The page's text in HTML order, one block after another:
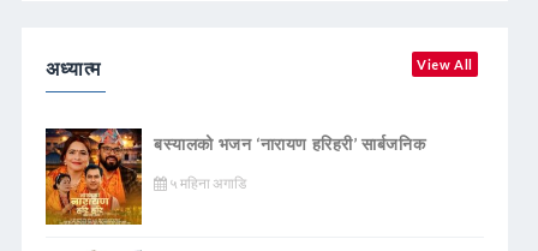
अध्यात्म View All
बस्यालको भजन ‘नारायण हरिहरी’ सार्बजनिक
५ महिना अगाडि